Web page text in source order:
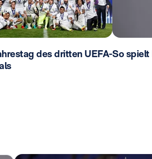
des dritten UEFA-So spielt